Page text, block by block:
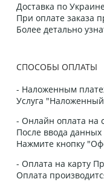
Доставка по
При оплате заказа
Более детально
СПОСОБЫ ОПЛАТЫ
- Наложенным
Услуга
- Онлайн оплата на
После ввода
Нажмите кнопку
- Оплата на карту
Оплата